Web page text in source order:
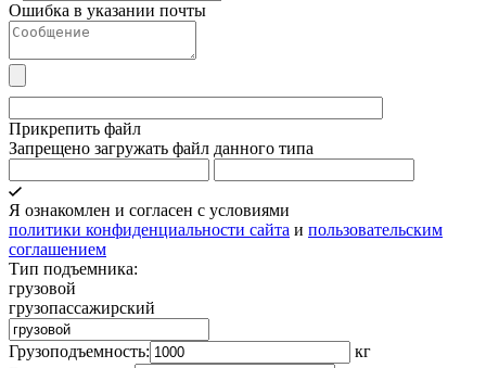
Ошибка в указании почты
Прикрепить файл
Запрещено загружать файл данного типа
Я ознакомлен и согласен с условиями
политики конфиденциальности сайта и пользовательским
соглашением
Тип подъемника:
грузовой
грузопассажирский
Грузоподъемность:
кг